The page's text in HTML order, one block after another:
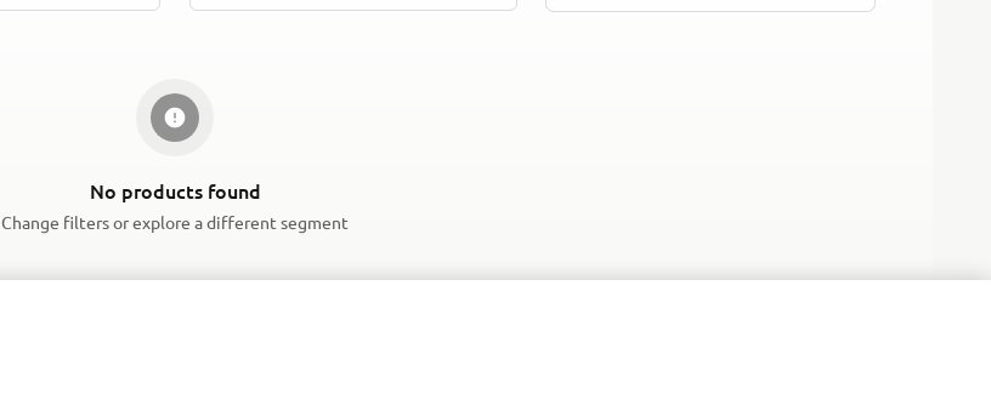
No products found
Change filters or explore a different segment